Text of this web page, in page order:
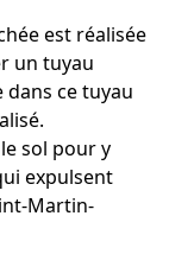
est réalisée
un tuyau
ce tuyau
sol pour y
expulsent
Martin-